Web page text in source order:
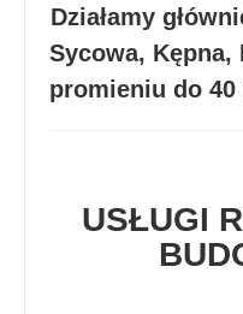
Działamy
Sycowa, Kępna,
promieniu do
USŁUGI